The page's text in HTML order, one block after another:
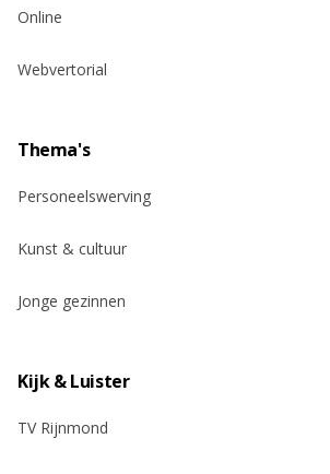
Online
Webvertorial
Thema's
Personeelswerving
Kunst & cultuur
Jonge gezinnen
Kijk & Luister
TV Rijnmond